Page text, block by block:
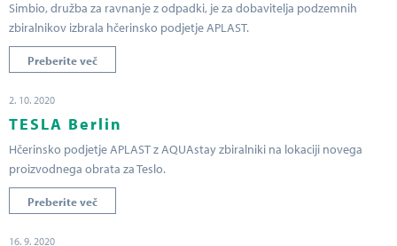
Simbio, družba za ravnanje z odpadki, je za dobavitelja podzemnih
zbiralnikov izbrala hčerinsko podjetje APLAST.
Preberite več
2. 10. 2020
TESLA Berlin
Hčerinsko podjetje APLAST z AQUAstay zbiralniki na lokaciji novega
proizvodnega obrata za Teslo.
Preberite več
16. 9. 2020